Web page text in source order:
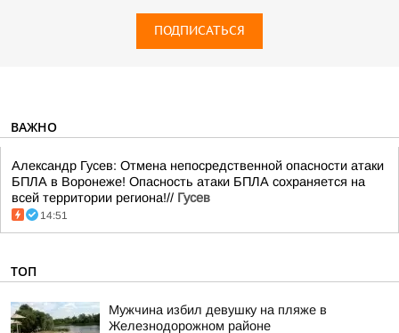
ПОДПИСАТЬСЯ
ВАЖНО
Александр Гусев: Отмена непосредственной опасности атаки
БПЛА в Воронеже! Опасность атаки БПЛА сохраняется на
всей территории региона!// Гусев
14:51
ТОП
Мужчина избил девушку на пляже в
Железнодорожном районе